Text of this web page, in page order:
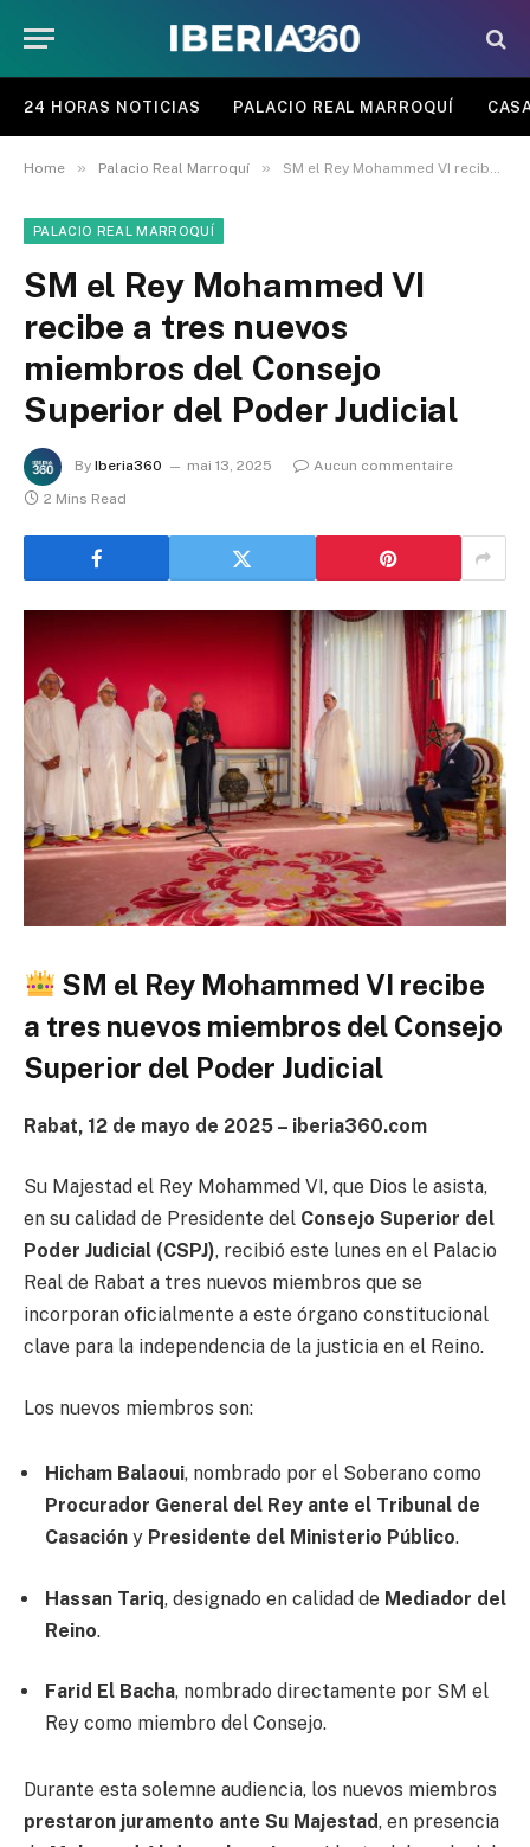
24 HORAS NOTICIAS PALACIO REAL MARROQUÍ
Home » Palacio Real Marroquí » SM el Rey Mohammed VI recibe a tres nuevos miembros del Consejo Superior del Poder Judicial
PALACIO REAL MARROQUÍ
SM el Rey Mohammed VI
recibe a tres nuevos
miembros del Consejo
Superior del Poder Judicial
By Iberia360 mai 13, 2025
Aucun commentaire
2 Mins Read
SM el Rey Mohammed VI recibe
a tres nuevos miembros del Consejo
Superior del Poder Judicial
Rabat, 12 de mayo de 2025 – iberia360.com
Su Majestad el Rey Mohammed VI, que Dios le asista,
en su calidad de Presidente del Consejo Superior del
Poder Judicial (CSPJ), recibió este lunes en el Palacio
Real de Rabat a tres nuevos miembros que se
incorporan oficialmente a este órgano constitucional
clave para la independencia de la justicia en el Reino.
Los nuevos miembros son:
Hicham Balaoui, nombrado por el Soberano como
Procurador General del Rey ante el Tribunal de
Casación y Presidente del Ministerio Público.
Hassan Tariq, designado en calidad de Mediador del
Reino.
Farid El Bacha, nombrado directamente por SM el
Rey como miembro del Consejo.
Durante esta solemne audiencia, los nuevos miembros
prestaron juramento ante Su Majestad, en presencia